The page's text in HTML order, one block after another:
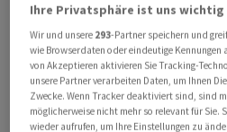
Zudem stellte Trump ein
Oberhaupt der Islamischen
Chamenei, ⁠in Aussicht, sollten
erfolgreich verlaufen. «Sie
dass sie ‌keine Atomwaffen
Ihre Privatsphäre ist uns wichtig
Wir und unsere 293-Partner speichern und
wie Browserdaten oder eindeutige Kennungen
von Akzeptieren aktivieren Sie Tracking-
unsere Partner verarbeiten Daten, um Ihnen
Zwecke. Wenn Tracker deaktiviert sind, sind
möglicherweise nicht mehr so relevant für Sie.
wieder aufrufen, um Ihre Einstellungen zu